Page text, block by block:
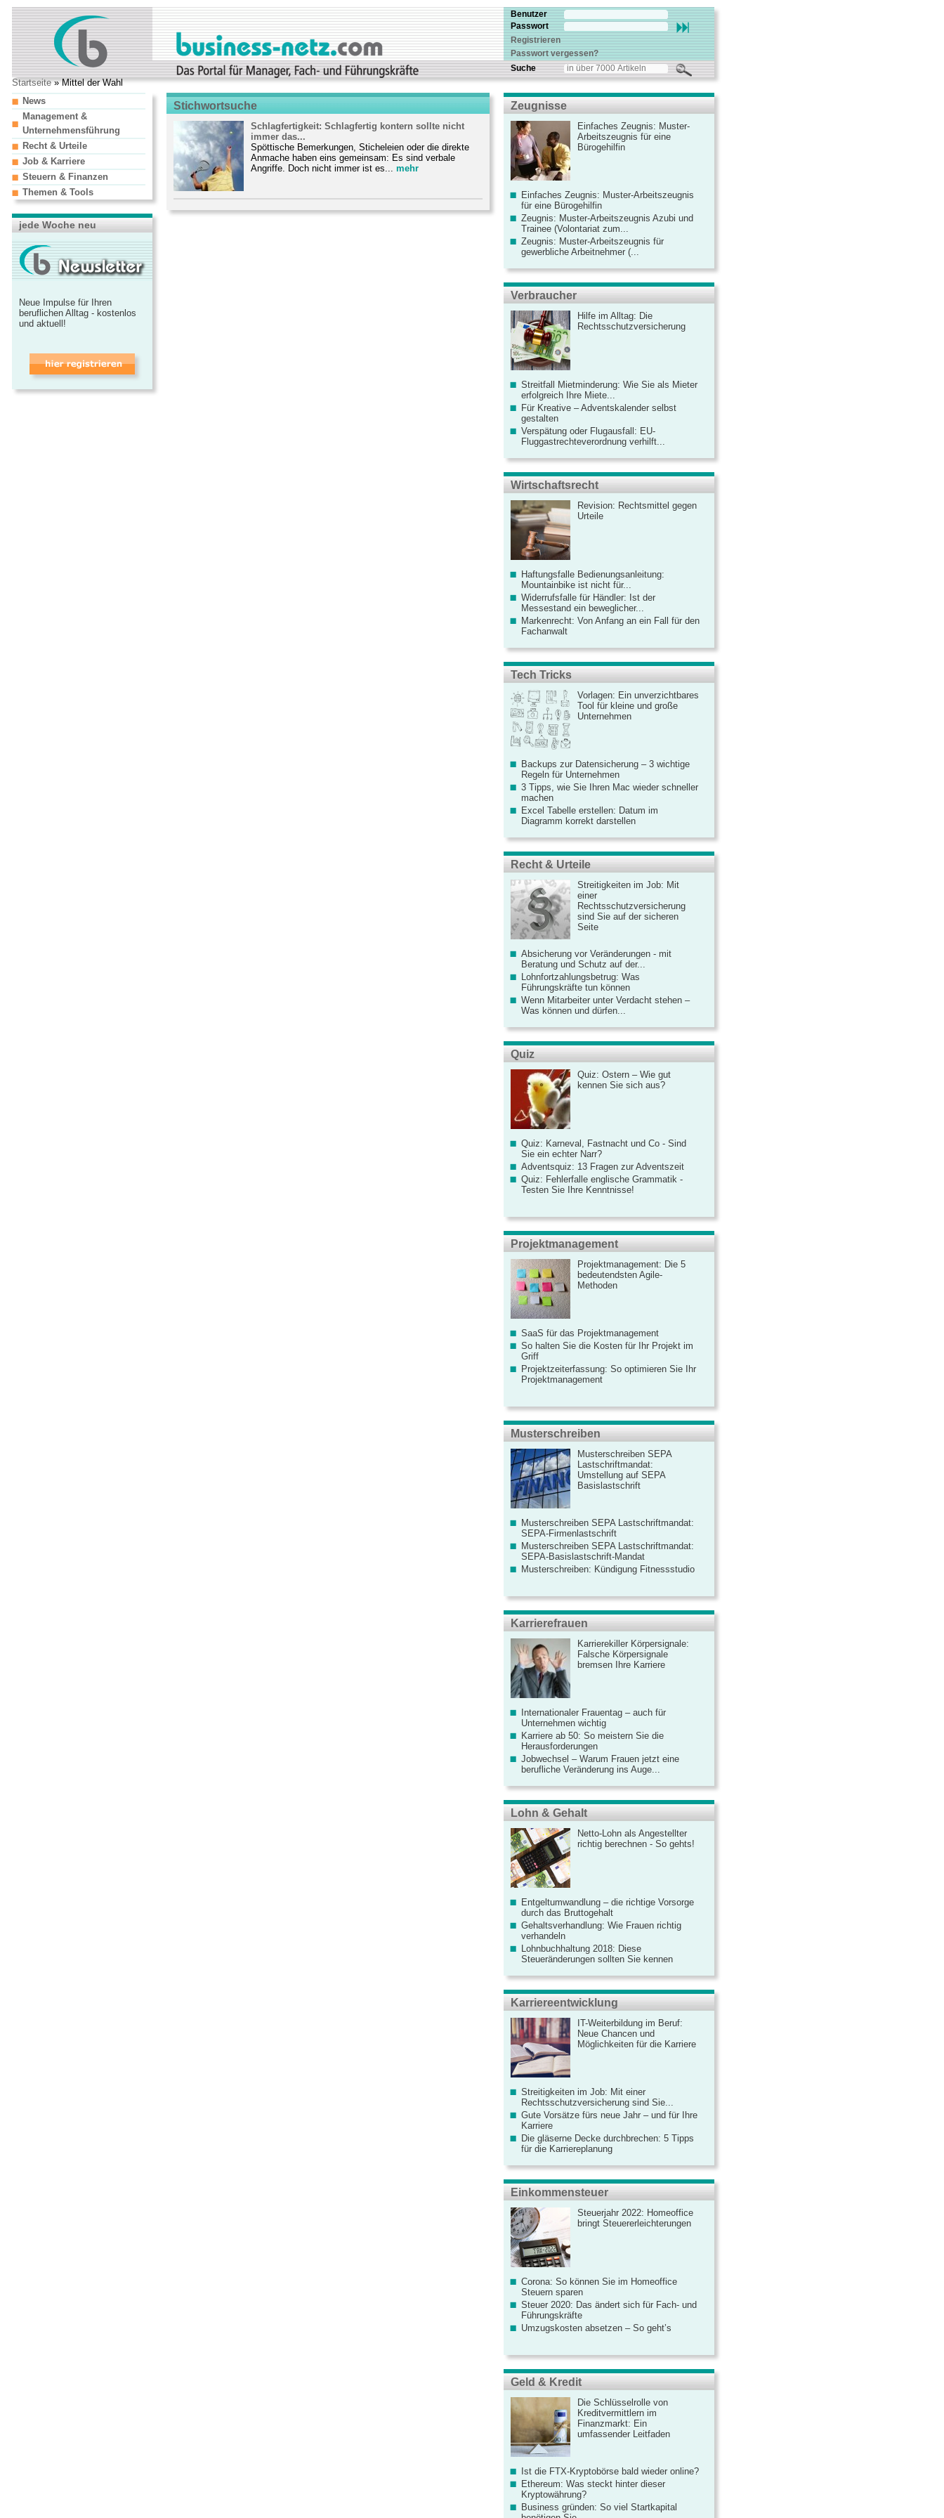
Benutzer
Passwort
Registrieren
Passwort vergessen?
Suche
Startseite» Mittel der Wahl
Stichwortsuche
Schlagfertigkeit: Schlagfertig kontern sollte nicht
immer das...
Spöttische Bemerkungen, Sticheleien oder die direkte
Anmache haben eins gemeinsam: Es sind verbale
Angriffe. Doch nicht immer ist es...
mehr
News
Management &
Unternehmensführung
Recht & Urteile
Job & Karriere
Steuern & Finanzen
Themen & Tools
jede Woche neu
Neue Impulse für Ihren
beruflichen Alltag - kostenlos
und aktuell!
Zeugnisse
Einfaches Zeugnis: Muster-
Arbeitszeugnis für eine
Bürogehilfin
Einfaches Zeugnis: Muster-Arbeitszeugnis
für eine Bürogehilfin
Zeugnis: Muster-Arbeitszeugnis Azubi und
Trainee (Volontariat zum...
Zeugnis: Muster-Arbeitszeugnis für
gewerbliche Arbeitnehmer (...
Verbraucher
Hilfe im Alltag: Die
Rechtsschutzversicherung
Streitfall Mietminderung: Wie Sie als Mieter
erfolgreich Ihre Miete...
Für Kreative – Adventskalender selbst
gestalten
Verspätung oder Flugausfall: EU-
Fluggastrechteverordnung verhilft...
Wirtschaftsrecht
Revision: Rechtsmittel gegen
Urteile
Haftungsfalle Bedienungsanleitung:
Mountainbike ist nicht für...
Widerrufsfalle für Händler: Ist der
Messestand ein beweglicher...
Markenrecht: Von Anfang an ein Fall für den
Fachanwalt
Tech Tricks
Vorlagen: Ein unverzichtbares
Tool für kleine und große
Unternehmen
Backups zur Datensicherung – 3 wichtige
Regeln für Unternehmen
3 Tipps, wie Sie Ihren Mac wieder schneller
machen
Excel Tabelle erstellen: Datum im
Diagramm korrekt darstellen
Recht & Urteile
Streitigkeiten im Job: Mit
einer
Rechtsschutzversicherung
sind Sie auf der sicheren
Seite
Absicherung vor Veränderungen - mit
Beratung und Schutz auf der...
Lohnfortzahlungsbetrug: Was
Führungskräfte tun können
Wenn Mitarbeiter unter Verdacht stehen –
Was können und dürfen...
Quiz
Quiz: Ostern – Wie gut
kennen Sie sich aus?
Quiz: Karneval, Fastnacht und Co - Sind
Sie ein echter Narr?
Adventsquiz: 13 Fragen zur Adventszeit
Quiz: Fehlerfalle englische Grammatik -
Testen Sie Ihre Kenntnisse!
Projektmanagement
Projektmanagement: Die 5
bedeutendsten Agile-
Methoden
SaaS für das Projektmanagement
So halten Sie die Kosten für Ihr Projekt im
Griff
Projektzeiterfassung: So optimieren Sie Ihr
Projektmanagement
Musterschreiben
Musterschreiben SEPA
Lastschriftmandat:
Umstellung auf SEPA
Basislastschrift
Musterschreiben SEPA Lastschriftmandat:
SEPA-Firmenlastschrift
Musterschreiben SEPA Lastschriftmandat:
SEPA-Basislastschrift-Mandat
Musterschreiben: Kündigung Fitnessstudio
Karrierefrauen
Karrierekiller Körpersignale:
Falsche Körpersignale
bremsen Ihre Karriere
Internationaler Frauentag – auch für
Unternehmen wichtig
Karriere ab 50: So meistern Sie die
Herausforderungen
Jobwechsel – Warum Frauen jetzt eine
berufliche Veränderung ins Auge...
Lohn & Gehalt
Netto-Lohn als Angestellter
richtig berechnen - So gehts!
Entgeltumwandlung – die richtige Vorsorge
durch das Bruttogehalt
Gehaltsverhandlung: Wie Frauen richtig
verhandeln
Lohnbuchhaltung 2018: Diese
Steueränderungen sollten Sie kennen
Karriereentwicklung
IT-Weiterbildung im Beruf:
Neue Chancen und
Möglichkeiten für die Karriere
Streitigkeiten im Job: Mit einer
Rechtsschutzversicherung sind Sie...
Gute Vorsätze fürs neue Jahr – und für Ihre
Karriere
Die gläserne Decke durchbrechen: 5 Tipps
für die Karriereplanung
Einkommensteuer
Steuerjahr 2022: Homeoffice
bringt Steuererleichterungen
Corona: So können Sie im Homeoffice
Steuern sparen
Steuer 2020: Das ändert sich für Fach- und
Führungskräfte
Umzugskosten absetzen – So geht’s
Geld & Kredit
Die Schlüsselrolle von
Kreditvermittlern im
Finanzmarkt: Ein
umfassender Leitfaden
Ist die FTX-Kryptobörse bald wieder online?
Ethereum: Was steckt hinter dieser
Kryptowährung?
Business gründen: So viel Startkapital